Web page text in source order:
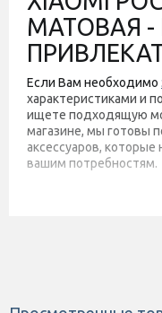
МАТОВАЯ -
Если Вам необходимо
характеристиками и
ищете подходящую
магазине, мы готовы
аксессуаров,
вашим потребностям.